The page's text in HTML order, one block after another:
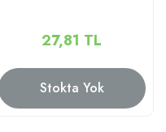
27,81 TL
Stokta Yok